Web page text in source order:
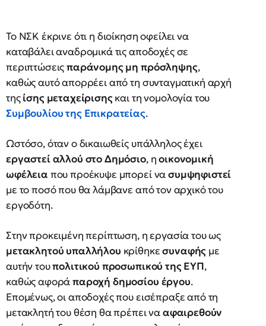
Το ΝΣΚ έκρινε ότι η διοίκηση οφείλει να
καταβάλει αναδρομικά τις αποδοχές σε
περιπτώσειςπαράνομης μη πρόσληψης,
καθώς αυτό απορρέει από τη συνταγματική αρχή
τηςίσης μεταχείρισηςκαι τη νομολογία του
Συμβουλίου της Επικρατείας.
Ωστόσο, όταν ο δικαιωθείς υπάλληλος έχει
εργαστεί αλλού στο Δημόσιο, ηοικονομική
ωφέλεια που προέκυψε μπορεί νασυμψηφιστεί
με το ποσό που θα λάμβανε από τον αρχικό του
εργοδότη.
Στην προκειμένη περίπτωση, η εργασία του ως
μετακλητού υπαλλήλου κρίθηκεσυναφής με
αυτήν τουπολιτικού προσωπικού της ΕΥΠ,
καθώς αφοράπαροχή δημοσίου έργου.
Επομένως, οι αποδοχές που εισέπραξε από τη
μετακλητή του θέση θα πρέπει νααφαιρεθούν